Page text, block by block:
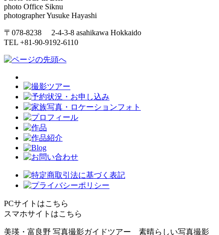
photo Office Siknu
photographer Yusuke Hayashi
〒078-8238 2-4-3-8 asahikawa Hokkaido
TEL +81-90-9192-6110
PCサイトはこちら
スマホサイトはこちら
美瑛・富良野 写真撮影ガイドツアー 素晴らしい写真撮影